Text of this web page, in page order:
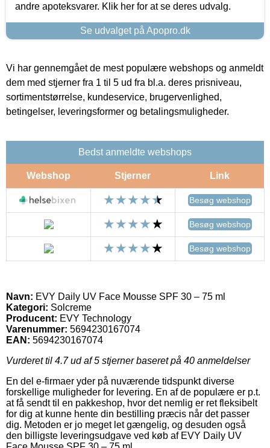
andre apoteksvarer. Klik her for at se deres udvalg.
Se udvalget på Apopro.dk
Vi har gennemgået de mest populære webshops og anmeldt
dem med stjerner fra 1 til 5 ud fra bl.a. deres prisniveau,
sortimentstørrelse, kundeservice, brugervenlighed,
betingelser, leveringsformer og betalingsmuligheder.
Bedst anmeldte webshops
Webshop Stjerner Link
Besøg webshop
Besøg webshop
Besøg webshop
Navn: EVY Daily UV Face Mousse SPF 30 – 75 ml
Kategori: Solcreme
Producent: EVY Technology
Varenummer: 5694230167074
EAN: 5694230167074
Vurderet til 4.7ud af 5 stjerner baseret på 40 anmeldelser
En del e-firmaer yder på nuværende tidspunkt diverse
forskellige muligheder for levering. En af de populære er p.t.
at få sendt til en pakkeshop, hvor det nemlig er ret fleksibelt
for dig at kunne hente din bestilling præcis når det passer
dig. Metoden er jo meget let gængelig, og desuden også
den billigste leveringsudgave ved køb af EVY Daily UV